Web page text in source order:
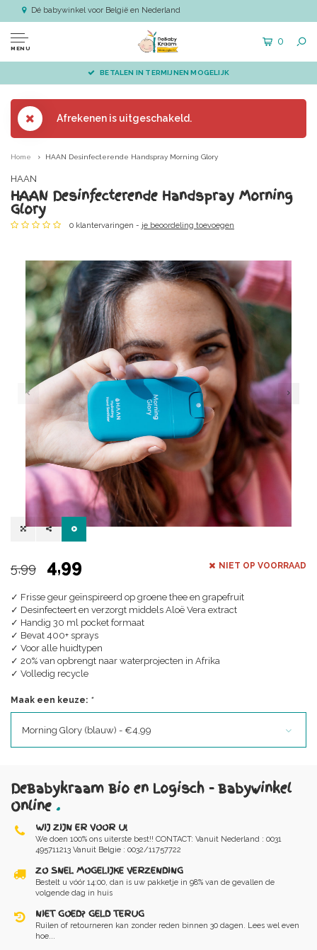
Dé babywinkel voor België en Nederland
MENU
0
BETALEN IN TERMIJNEN MOGELIJK
Afrekenen is uitgeschakeld.
Home HAAN Desinfecterende Handspray Morning Glory
HAAN
HAAN Desinfecterende Handspray Morning
Glory
0 klantervaringen - je beoordeling toevoegen
5,99 4,99 NIET OP VOORRAAD
✓ Frisse geur geïnspireerd op groene thee en grapefruit
✓ Desinfecteert en verzorgt middels Aloë Vera extract
✓ Handig 30 ml pocket formaat
✓ Bevat 400+ sprays
✓ Voor alle huidtypen
✓ 20% van opbrengt naar waterprojecten in Afrika
✓ Volledig recycle
Maak een keuze: *
Morning Glory (blauw) - €4,99
DeBabykraam Bio en Logisch - Babywinkel
Online .
WIJ ZIJN ER VOOR U!
We doen 100% ons uiterste best!! CONTACT: Vanuit Nederland : 0031
495711213 Vanuit Belgie : 0032/11757722
ZO SNEL MOGELIJKE VERZENDING
Bestelt u vóór 14:00, dan is uw pakketje in 98% van de gevallen de
volgende dag in huis
NIET GOED? GELD TERUG
Ruilen of retourneren kan zonder reden binnen 30 dagen. Lees wel even
hoe...